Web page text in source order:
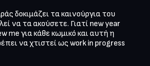
δοκιμάζει τα καινούργια του
να τα ακούσετε. Γιατί new year
me για κάθε κωμικό και αυτή η
να χτιστεί ως work in progress